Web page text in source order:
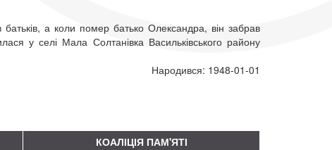
а коли помер батько Олександра, він забрав
у селі Мала Солтанівка Васильківського району
Народився: 1948-01-01
КОАЛІЦІЯ ПАМ'ЯТІ